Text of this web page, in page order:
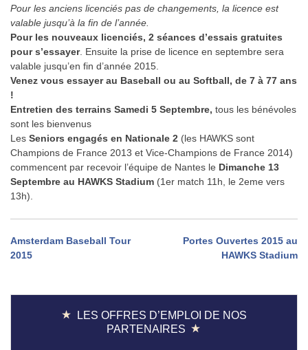
Pour les anciens licenciés pas de changements, la licence est
valable jusqu’à la fin de l’année.
Pour les nouveaux licenciés, 2 séances d’essais gratuites
pour s’essayer. Ensuite la prise de licence en septembre sera
valable jusqu’en fin d’année 2015.
Venez vous essayer au Baseball ou au Softball, de 7 à 77 ans
!
Entretien des terrains Samedi 5 Septembre, tous les bénévoles
sont les bienvenus
Les Seniors engagés en Nationale 2 (les HAWKS sont
Champions de France 2013 et Vice-Champions de France 2014)
commencent par recevoir l’équipe de Nantes le Dimanche 13
Septembre au HAWKS Stadium (1er match 11h, le 2eme vers
13h).
Navigation
l’article
Amsterdam Baseball Tour
2015
Portes Ouvertes 2015 au
HAWKS Stadium
LES OFFRES D’EMPLOI DE NOS
PARTENAIRES